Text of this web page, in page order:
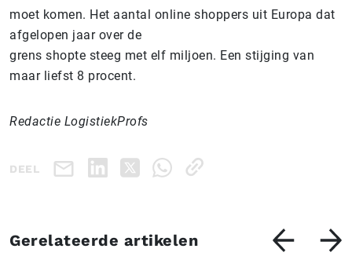
moet komen. Het aantal online shoppers uit Europa dat
afgelopen jaar over de
grens shopte steeg met elf miljoen. Een stijging van
maar liefst 8 procent.
Redactie LogistiekProfs
DEEL
Gerelateerde artikelen